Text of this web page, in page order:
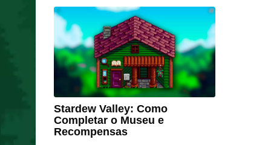
Stardew Valley: Como
Completar o Museu e
Recompensas